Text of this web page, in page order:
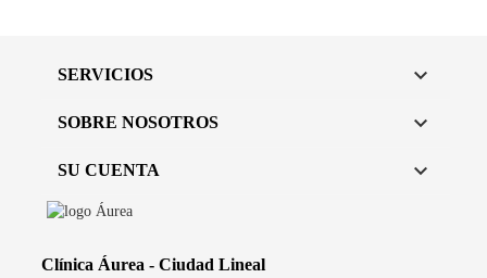
SERVICIOS 
SOBRE NOSOTROS 
SU CUENTA 
Clínica Áurea - Ciudad Lineal